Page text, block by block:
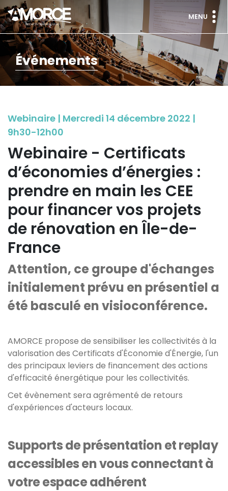
MENU
Événements
Webinaire | Mercredi 14 décembre 2022 |
9h30-12h00
Webinaire - Certificats
d’économies d’énergies :
prendre en main les CEE
pour financer vos projets
de rénovation en Île-de-
France
Attention, ce groupe d'échanges
initialement prévu en présentiel a
été basculé en visioconférence.
AMORCE propose de sensibiliser les collectivités à la
valorisation des Certificats d'Économie d'Énergie, l'un
des principaux leviers de financement des actions
d'efficacité énergétique pour les collectivités.
Cet évènement sera agrémenté de retours
d'expériences d'acteurs locaux.
Supports de présentation et replay
accessibles en vous connectant à
votre espace adhérent